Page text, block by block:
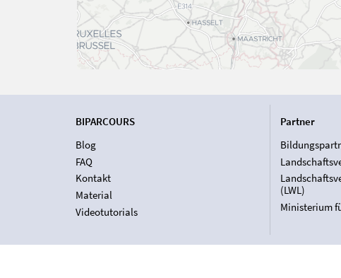
BIPARCOURS
Blog
FAQ
Kontakt
Material
Videotutorials
Partner
(LWL)
Ministerium